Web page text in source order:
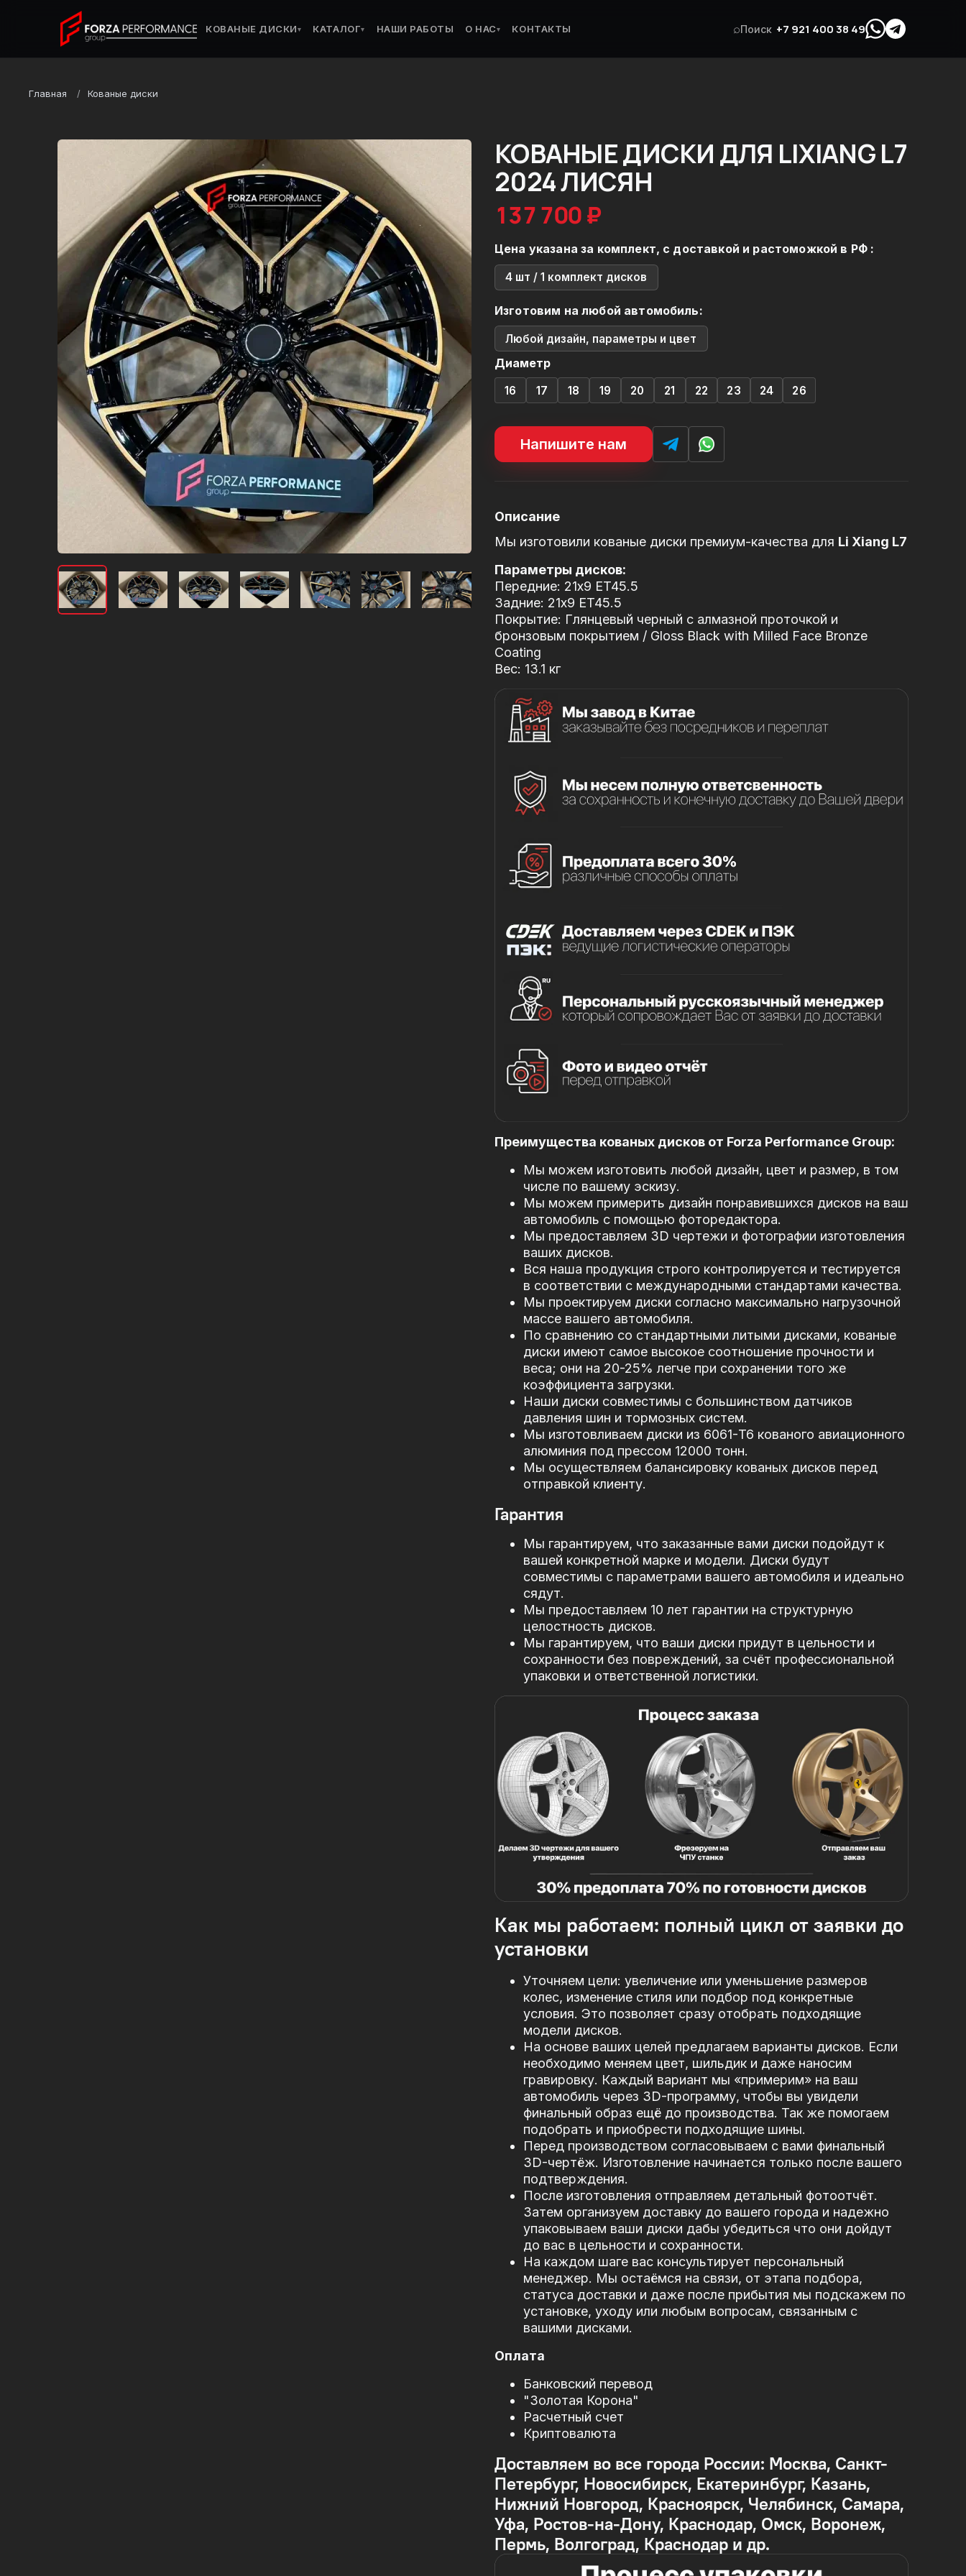
КОВАНЫЕ ДИСКИ▾ КАТАЛОГ▾ НАШИ РАБОТЫ О НАС▾ КОНТАКТЫ ⌕Поиск +7 921 400 38 49
Главная Кованые диски
КОВАНЫЕ ДИСКИ ДЛЯ LIXIANG L7
2024 ЛИСЯН
137 700 ₽
Цена указана за комплект, с доставкой и растоможкой в РФ :
4 шт / 1 комплект дисков
Изготовим на любой автомобиль:
Любой дизайн, параметры и цвет
Диаметр
16 17 18 19 20 21 22 23 24 26
Напишите нам
Описание
Мы изготовили кованые диски премиум-качества для Li Xiang L7
Параметры дисков:
Передние: 21x9 ET45.5
Задние: 21x9 ET45.5
Покрытие: Глянцевый черный с алмазной проточкой и
бронзовым покрытием / Gloss Black with Milled Face Bronze
Coating
Вес: 13.1 кг
Преимущества кованых дисков от Forza Performance Group:
Мы можем изготовить любой дизайн, цвет и размер, в том
числе по вашему эскизу.
Мы можем примерить дизайн понравившихся дисков на ваш
автомобиль с помощью фоторедактора.
Мы предоставляем 3D чертежи и фотографии изготовления
ваших дисков.
Вся наша продукция строго контролируется и тестируется
в соответствии с международными стандартами качества.
Мы проектируем диски согласно максимально нагрузочной
массе вашего автомобиля.
По сравнению со стандартными литыми дисками, кованые
диски имеют самое высокое соотношение прочности и
веса; они на 20-25% легче при сохранении того же
коэффициента загрузки.
Наши диски совместимы с большинством датчиков
давления шин и тормозных систем.
Мы изготовливаем диски из 6061-T6 кованого авиационного
алюминия под прессом 12000 тонн.
Мы осуществляем балансировку кованых дисков перед
отправкой клиенту.
Гарантия
Мы гарантируем, что заказанные вами диски подойдут к
вашей конкретной марке и модели. Диски будут
совместимы с параметрами вашего автомобиля и идеально
сядут.
Мы предоставляем 10 лет гарантии на структурную
целостность дисков.
Мы гарантируем, что ваши диски придут в цельности и
сохранности без повреждений, за счёт профессиональной
упаковки и ответственной логистики.
Как мы работаем: полный цикл от заявки до
установки
Уточняем цели: увеличение или уменьшение размеров
колес, изменение стиля или подбор под конкретные
условия. Это позволяет сразу отобрать подходящие
модели дисков.
На основе ваших целей предлагаем варианты дисков. Если
необходимо меняем цвет, шильдик и даже наносим
гравировку. Каждый вариант мы «примерим» на ваш
автомобиль через 3D-программу, чтобы вы увидели
финальный образ ещё до производства. Так же помогаем
подобрать и приобрести подходящие шины.
Перед производством согласовываем с вами финальный
3D-чертёж. Изготовление начинается только после вашего
подтверждения.
После изготовления отправляем детальный фотоотчёт.
Затем организуем доставку до вашего города и надежно
упаковываем ваши диски дабы убедиться что они дойдут
до вас в цельности и сохранности.
На каждом шаге вас консультирует персональный
менеджер. Мы остаёмся на связи, от этапа подбора,
статуса доставки и даже после прибытия мы подскажем по
установке, уходу или любым вопросам, связанным с
вашими дисками.
Оплата
Банковский перевод
"Золотая Корона"
Расчетный счет
Криптовалюта
Доставляем во все города России: Москва, Санкт-
Петербург, Новосибирск, Екатеринбург, Казань,
Нижний Новгород, Красноярск, Челябинск, Самара,
Уфа, Ростов-на-Дону, Краснодар, Омск, Воронеж,
Пермь, Волгоград, Краснодар и др.
Li Xiang